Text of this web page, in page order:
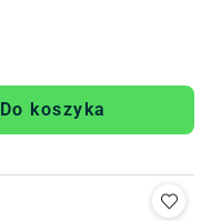
Do koszyka